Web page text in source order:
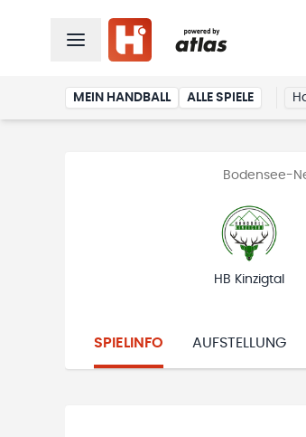
MEIN HANDBALL ALLE SPIELE
Bodensee-
HB Kinzigtal
SPIELINFO AUFSTELLUNG